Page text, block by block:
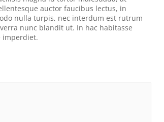
auctor faucibus lectus, in
nulla turpis, nec interdum est rutrum
nunc blandit ut. In hac habitasse
imperdiet.